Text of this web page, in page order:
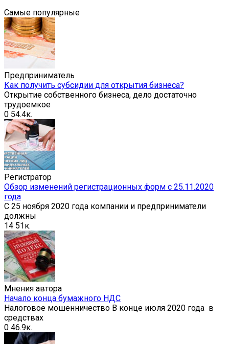
Самые популярные
Предприниматель
Как получить субсидии для открытия бизнеса?
Открытие собственного бизнеса, дело достаточно
трудоемкое
0 54.4к.
Регистратор
Обзор изменений регистрационных форм с 25.11.2020
года
С 25 ноября 2020 года компании и предприниматели
должны
14 51к.
Мнения автора
Начало конца бумажного НДС
Налоговое мошенничество В конце июля 2020 года в
средствах
0 46.9к.